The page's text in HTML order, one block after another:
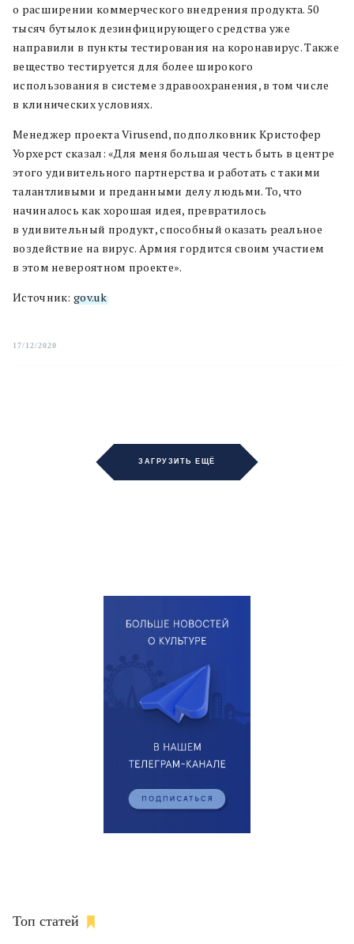
о расширении коммерческого внедрения продукта. 50
тысяч бутылок дезинфицирующего средства уже
направили в пункты тестирования на коронавирус. Также
вещество тестируется для более широкого
использования в системе здравоохранения, в том числе
в клинических условиях.
Менеджер проекта Virusend, подполковник Кристофер
Уорхерст сказал: «Для меня большая честь быть в центре
этого удивительного партнерства и работать с такими
талантливыми и преданными делу людьми. То, что
начиналось как хорошая идея, превратилось
в удивительный продукт, способный оказать реальное
воздействие на вирус. Армия гордится своим участием
в этом невероятном проекте».
Источник: gov.uk
17/12/2020
ЗАГРУЗИТЬ ЕЩЁ
Топ статей